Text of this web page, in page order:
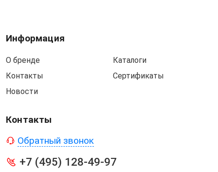
Информация
О бренде
Контакты
Новости
Каталоги
Сертификаты
Контакты
Обратный звонок
+7 (495) 128-49-97